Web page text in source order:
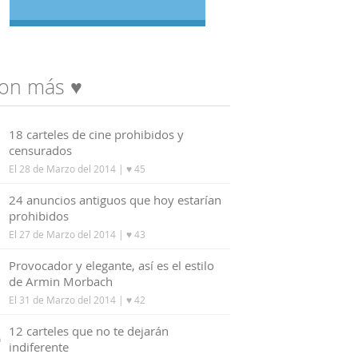
más ♥
18 carteles de cine prohibidos y
censurados
El 28 de Marzo del 2014| ♥ 45
24 anuncios antiguos que hoy estarían
prohibidos
El 27 de Marzo del 2014| ♥ 43
Provocador y elegante, así es el estilo
de Armin Morbach
El 31 de Marzo del 2014| ♥ 42
12 carteles que no te dejarán
indiferente